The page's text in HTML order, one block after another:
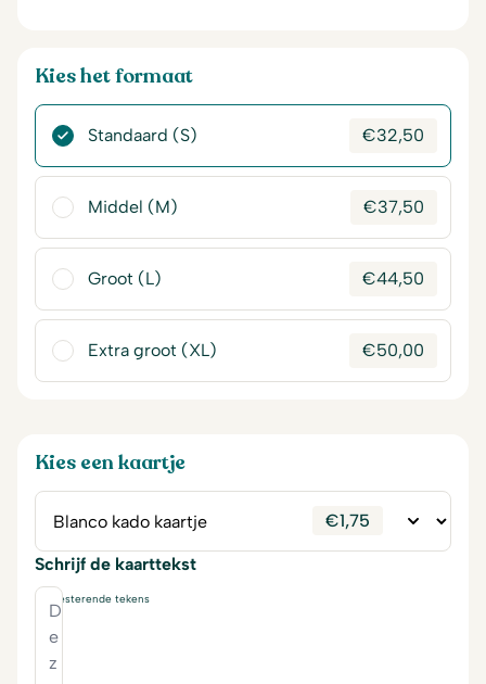
Kies het formaat
Standaard (S) €32,50
Middel (M) €37,50
Groot (L) €44,50
Extra groot (XL) €50,00
Kies een kaartje
€1,75
Schrijf de kaarttekst
resterende tekens